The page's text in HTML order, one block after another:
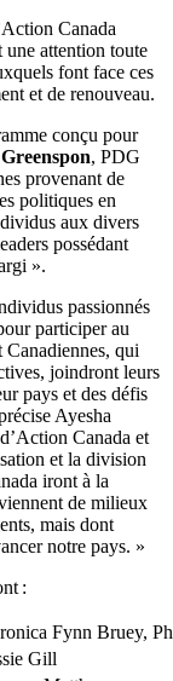
Canada
une attention toute
font face ces
et de renouveau.
conçu pour
, PDG
provenant de
politiques en
aux divers
possédant
».
passionnés
participer au
Canadiennes, qui
joindront leurs
pays et des défis
Ayesha
Canada et
et la division
iront à la
de milieux
mais dont
notre pays. »
:
Fynn Bruey,
Gill